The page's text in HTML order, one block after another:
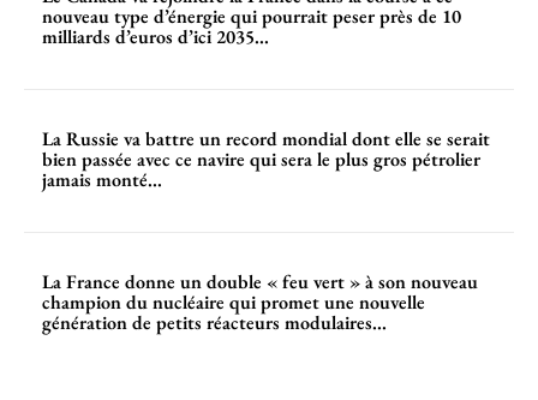
nouveau type d’énergie qui pourrait peser près de 10
milliards d’euros d’ici 2035...
La Russie va battre un record mondial dont elle se serait
bien passée avec ce navire qui sera le plus gros pétrolier
jamais monté...
La France donne un double « feu vert » à son nouveau
champion du nucléaire qui promet une nouvelle
génération de petits réacteurs modulaires...